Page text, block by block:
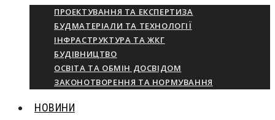
ПРОЕКТУВАННЯ ТА ЕКСПЕРТИЗА
БУДМАТЕРІАЛИ ТА ТЕХНОЛОГІЇ
ІНФРАСТРУКТУРА ТА ЖКГ
БУДІВНИЦТВО
ОСВІТА ТА ОБМІН ДОСВІДОМ
ЗАКОНОТВОРЕННЯ ТА НОРМУВАННЯ
НОВИНИ